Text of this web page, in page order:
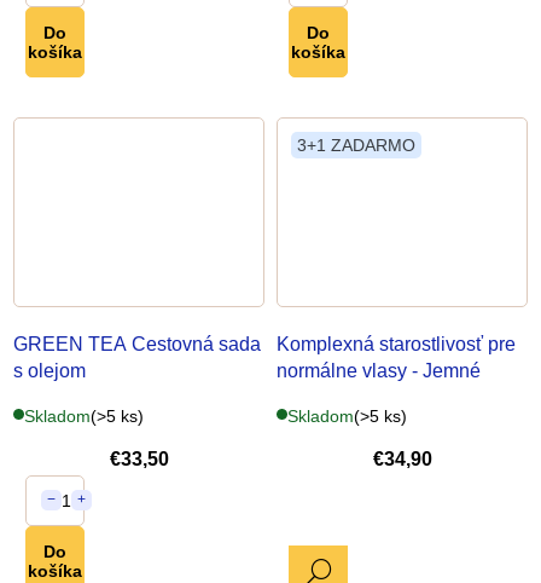
Do
košíka
Do
košíka
GREEN TEA Cestovná sada
s olejom
Skladom(>5 ks)
€33,50
− 1 +
Do
košíka
3+1 ZADARMO
Komplexná starostlivosť pre
normálne vlasy - Jemné
Skladom(>5 ks)
€34,90
DETAIL